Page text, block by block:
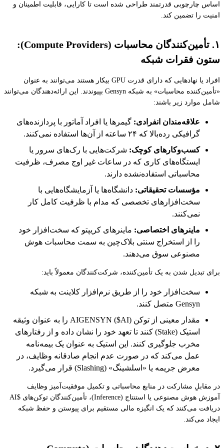
اساس چارچوبی قدرتمند طراحی شده است تا کارایی، قابلیت اطمینان و
امنیت را تضمین کند.
۱. تأمین‌کنندگان محاسبات (Compute Providers):
ستون فقرات شبکه
افراد یا نهادهایی که دارای قدرت GPU بیکار هستند می‌توانند به عنوان
«تأمین‌کننده محاسبات» به شبکه Gensyn بپیوندند. این ارائه‌دهندگان می‌توانند
شامل موارد زیر باشند:
علاقه‌مندان انفرادی: گیمرها یا افراد آماتور با پردازنده‌های
گرافیکی رده‌بالا که ۲۴ ساعته از آن‌ها استفاده نمی‌کنند.
کسب‌وکارهای کوچک: شرکت‌هایی با رک‌های سرور یا
ایستگاه‌های کاری که در ساعات غیر اوج مصرف، ظرفیت
محاسباتی استفاده‌نشده دارند.
مؤسسات تحقیقاتی: دانشگاه‌ها یا آزمایشگاه‌هایی با
سخت‌افزارهای تخصصی که مدام با ظرفیت کامل کار
نمی‌کنند.
ماینرهای اختصاصی: ماینرهای کریپتو که سخت‌افزار خود
را از استخراج سنتی بلاک‌چین به سمت محاسبات هوش
مصنوعی سوق می‌دهند.
برای تبدیل شدن به یک تأمین‌کننده، شرکت‌کنندگان معمولاً باید:
سخت‌افزار خود را از طریق نرم‌افزار کلاینت به شبکه
Gensyn متصل کنند.
مقدار معینی از توکن AIGENSYN ($AI) را به عنوان وثیقه
استیک (Stake) کنند تا تعهد خود را نشان داده و از رفتارهای
مخرب جلوگیری کنند. این استیک به عنوان یک بیمه‌نامه
عمل می‌کند که در صورت عدم انجام صادقانه وظایف، در
معرض جریمه یا «اسلشینگ» (Slashing) قرار می‌گیرد.
در مقابلِ مشارکت در منابع محاسباتی و تکمیل موفقیت‌آمیز وظایف
آموزش هوش مصنوعی یا استنتاج (Inference)، تأمین‌کنندگان توکن‌های $AI
دریافت می‌کنند که یک انگیزه مالی مستقیم برای پیوستن و حفظ شبکه
ایجاد می‌کند.